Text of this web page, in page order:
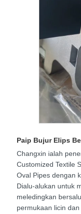
Paip Bujur Elips
Changxin ialah
Customized Textile
Oval Pipes dengan
Dialu-alukan untuk
meledingkan
permukaan licin